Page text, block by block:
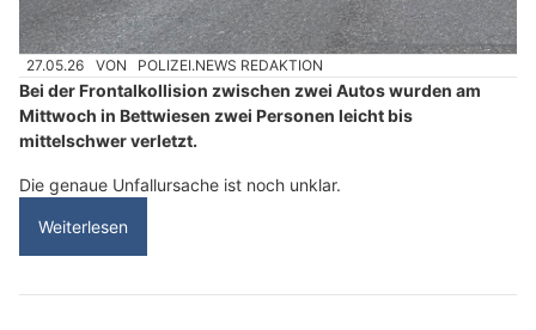
27.05.26 VON POLIZEI.NEWS REDAKTION
Bei der Frontalkollision zwischen zwei Autos wurden am
Mittwoch in Bettwiesen zwei Personen leicht bis
mittelschwer verletzt.
Die genaue Unfallursache ist noch unklar.
Weiterlesen